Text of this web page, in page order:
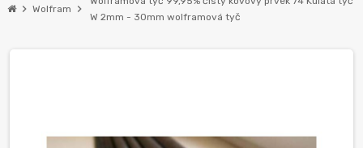
chevron_right Wolfram chevron_right
W 2mm - 30mm wolframová tyč